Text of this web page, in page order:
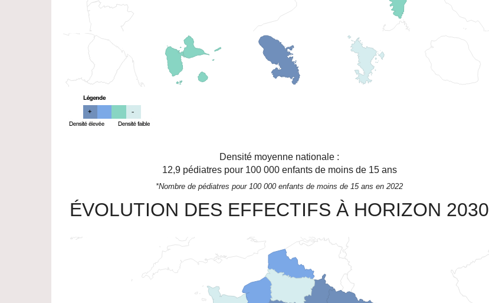
Densité moyenne nationale :
12,9pédiatres pour 100 000 enfants de moins de 15 ans
*Nombre de pédiatres pour 100 000 enfants de moins de 15 ans en 2022
ÉVOLUTION DES EFFECTIFS À HORIZON 2030